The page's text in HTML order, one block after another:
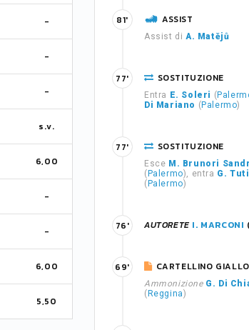
-
-
-
s.v.
6,00
-
-
6,00
5,50
ASSIST
Assist di A. Matějů
81'
SOSTITUZIONE
Entra E. Soleri (
Di Mariano ( Palermo)
77'
SOSTITUZIONE
Esce M. Brunori
( Palermo), entra G.
( Palermo)
77'
AUTORETE I. MARCONI (
76'
CARTELLINO GIALLO
Ammonizione G. Di
( Reggina)
69'